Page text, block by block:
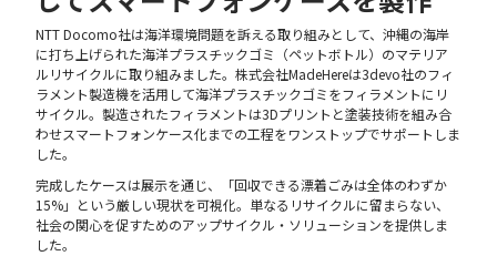
NTT Docomo社は海洋環境問題を訴える取り組みとして、沖縄の海岸
に打ち上げられた海洋プラスチックゴミ（ペットボトル）のマテリア
ルリサイクルに取り組みました。株式会社MadeHereは3devo社のフィ
ラメント製造機を活用して海洋プラスチックゴミをフィラメントにリ
サイクル。製造されたフィラメントは3Dプリントと塗装技術を組み合
わせスマートフォンケース化までの工程をワンストップでサポートしま
した。
完成したケースは展示を通じ、「回収できる漂着ごみは全体のわずか
15%」という厳しい現状を可視化。単なるリサイクルに留まらない、
社会の関心を促すためのアップサイクル・ソリューションを提供しま
した。